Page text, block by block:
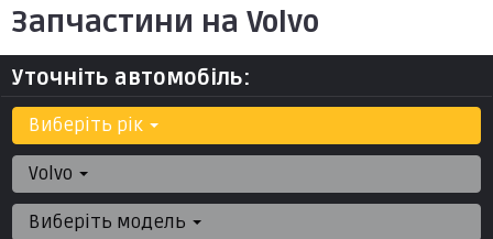
Запчастини на Volvo
Уточніть автомобіль:
Виберіть рік
Volvo
Виберіть модель